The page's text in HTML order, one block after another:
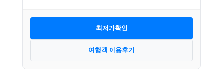
최저가확인
여행객 이용후기